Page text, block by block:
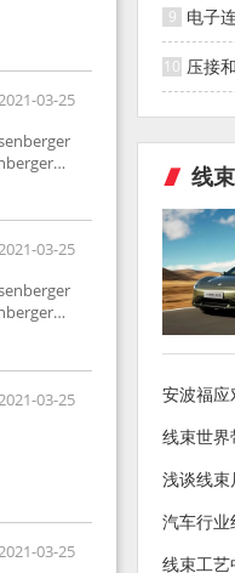
03-25
）
准的射
03-25
）
准的射
03-25
03-25
电子
压接
线
安波福
线束世
浅谈线
汽车行
线束工